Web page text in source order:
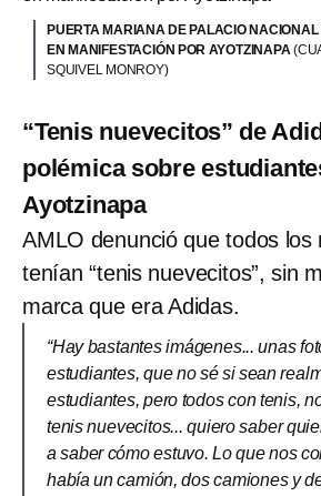
PUERTA MARIANA DE PALACIO
EN MANIFESTACIÓN POR AYOTZINAPA
SQUIVEL MONROY)
“Tenis nuevecitos” de
polémica sobre
Ayotzinapa
AMLO denunció que todos los
tenían “tenis nuevecitos”, sin
marca que era Adidas.
“Hay bastantes imágenes... unas
estudiantes, que no sé si sean
estudiantes, pero todos con tenis,
tenis nuevecitos... quiero saber
a saber cómo estuvo. Lo que nos
había un camión, dos camiones y